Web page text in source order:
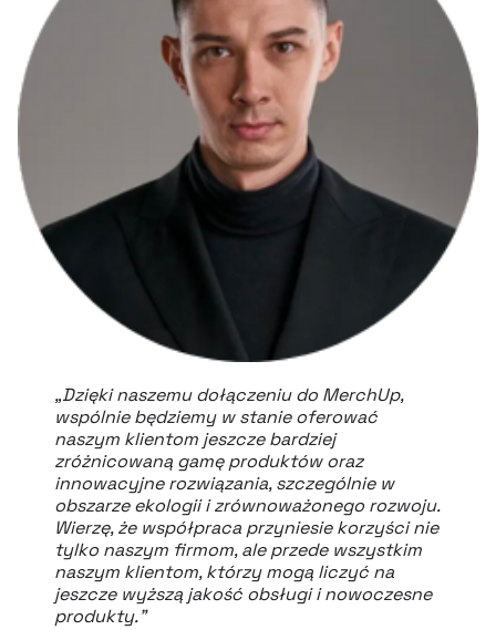
„Dzięki naszemu dołączeniu do MerchUp,
wspólnie będziemy w stanie oferować
naszym klientom jeszcze bardziej
zróżnicowaną gamę produktów oraz
innowacyjne rozwiązania, szczególnie w
obszarze ekologii i zrównoważonego rozwoju.
Wierzę, że współpraca przyniesie korzyści nie
tylko naszym firmom, ale przede wszystkim
naszym klientom, którzy mogą liczyć na
jeszcze wyższą jakość obsługi i nowoczesne
produkty.”